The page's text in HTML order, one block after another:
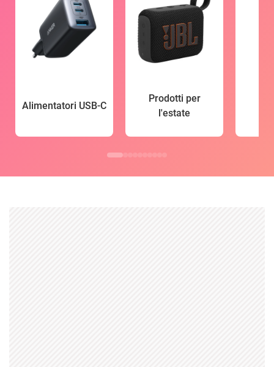
Alimentatori USB-C
Prodotti per
l'estate